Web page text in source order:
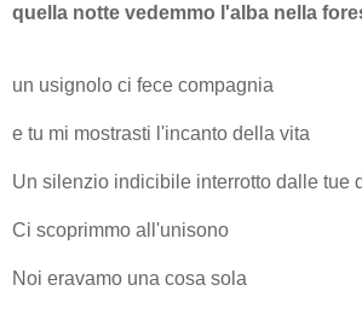
quella notte vedemmo l'alba nella
un usignolo ci fece compagnia
e tu mi mostrasti l'incanto della vita
Un silenzio indicibile interrotto dalle tue
Ci scoprimmo all'unisono
Noi eravamo una cosa sola